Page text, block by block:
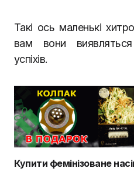
Такі ось маленькі
вам вони
успіхів.
Купити фемінізоване